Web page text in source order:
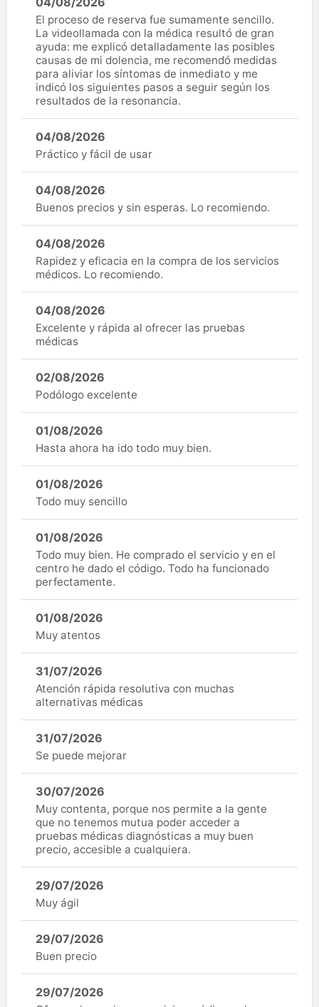
El proceso de reserva fue sumamente sencillo.
La videollamada con la médica resultó de gran
ayuda: me explicó detalladamente las posibles
causas de mi dolencia, me recomendó medidas
para aliviar los síntomas de inmediato y me
indicó los siguientes pasos a seguir según los
resultados de la resonancia.
04/08/2026
Práctico y fácil de usar
04/08/2026
Buenos precios y sin esperas. Lo recomiendo.
04/08/2026
Rapidez y eficacia en la compra de los servicios
médicos. Lo recomiendo.
04/08/2026
Excelente y rápida al ofrecer las pruebas
médicas
02/08/2026
Podólogo excelente
01/08/2026
Hasta ahora ha ido todo muy bien.
01/08/2026
Todo muy sencillo
01/08/2026
Todo muy bien. He comprado el servicio y en el
centro he dado el código. Todo ha funcionado
perfectamente.
01/08/2026
Muy atentos
31/07/2026
Atención rápida resolutiva con muchas
alternativas médicas
31/07/2026
Se puede mejorar
30/07/2026
Muy contenta, porque nos permite a la gente
que no tenemos mutua poder acceder a
pruebas médicas diagnósticas a muy buen
precio, accesible a cualquiera.
29/07/2026
Muy ágil
29/07/2026
Buen precio
29/07/2026